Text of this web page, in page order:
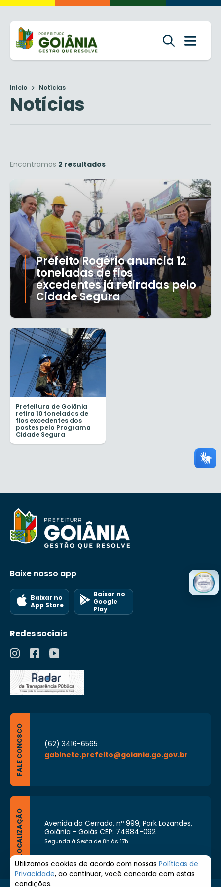
Início Notícias
Notícias
Encontramos 2 resultados
Prefeito Rogério anuncia 12
toneladas de fios
excedentes já retiradas pelo
Cidade Segura
Prefeitura de Goiânia
retira 10 toneladas de
fios excedentes dos
postes pelo Programa
Cidade Segura
Baixe nosso app
Baixar no
App Store
Baixar no
Google
Play
Redes sociais
FALE CONOSCO
(62) 3416-6565
gabinete.prefeito@goiania.go.gov.br
LOCALIZAÇÃO
Avenida do Cerrado, nº 999, Park Lozandes,
Goiânia - Goiás CEP: 74884-092
Segunda à Sexta de 8h às 17h
Utilizamos cookies de acordo com nossas Políticas de
Privacidade, ao continuar, você concorda com estas
condições.